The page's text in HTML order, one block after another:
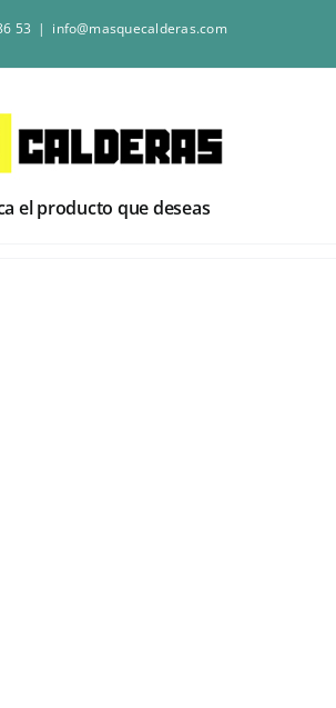
53 | info@masquecalderas.com
el producto que deseas